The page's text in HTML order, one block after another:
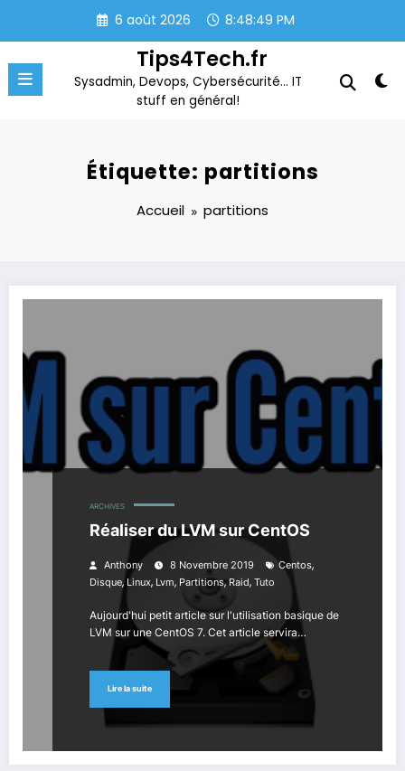
contenu
6 août 2026 8:48:49 PM
Tips4Tech.fr
Sysadmin, Devops, Cybersécurité… IT
stuff en général!
Étiquette: partitions
Accueil partitions
ARCHIVES
Réaliser du LVM sur CentOS
Anthony 8 Novembre 2019 Centos,
Disque, Linux, Lvm, Partitions, Raid, Tuto
Aujourd'hui petit article sur l'utilisation basique de
LVM sur une CentOS 7. Cet article servira…
Lire la suite